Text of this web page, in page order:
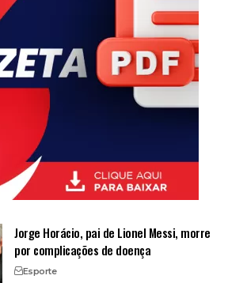
Jorge Horácio, pai de Lionel Messi, morre
por complicações de doença
Esporte